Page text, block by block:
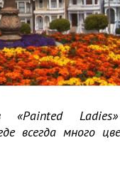
«Painted
всегда много